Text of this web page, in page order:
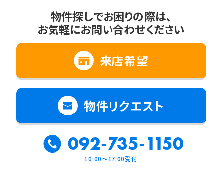
物件探しでお困りの際は、
お気軽にお問い合わせください
来店希望
物件リクエスト
092-735-1150
10:00～17:00受付